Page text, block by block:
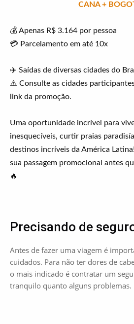
CANA +
💰 Apenas R$ 3.164 por pessoa
💳 Parcelamento em até 10x
✈️ Saídas de diversas cidades do
⚠️ Consulte as cidades
link da promoção.
Uma oportunidade incrível para
inesquecíveis, curtir praias
destinos incríveis da América
sua passagem promocional antes
🔥
Precisando de
Antes de fazer uma viagem é
cuidados. Para não ter dores de
o mais indicado é contratar um
tranquilo quanto alguns problemas.